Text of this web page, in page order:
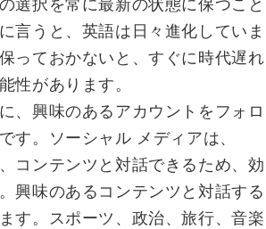
選択を常に最新の状態に保つこと
言うと、英語は日々進化していま
っておかないと、すぐに時代遅れ
性があります。
、興味のあるアカウントをフォロ
す。ソーシャル メディアは、
コンテンツと対話できるため、効
興味のあるコンテンツと対話する
す。スポーツ、政治、旅行、音楽